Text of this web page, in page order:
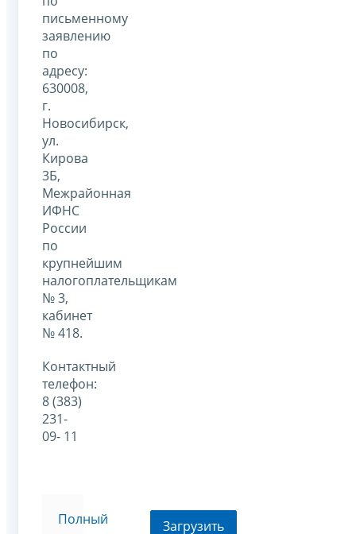
письменному
заявлению
по
адресу:
630008,
г.
Новосибирск,
ул.
Кирова
3Б,
Межрайонная
ИФНС
России
по
крупнейшим
налогоплательщикам
№ 3,
кабинет
№ 418.
Контактный
телефон:
8 (383)
231-
09- 11
Полный
Загрузить